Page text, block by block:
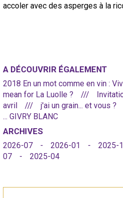
accoler avec des asperges à la
A DÉCOUVRIR ÉGALEMENT
2018 En un mot comme en vin :
mean for La Luolle ?
avril
j'ai un grain... et vous ?
... GIVRY BLANC
ARCHIVES
2026-07 2026-01 2025-
07
2025-04